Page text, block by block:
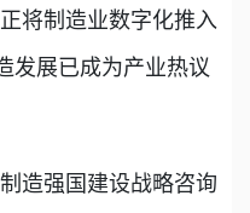
将制造业数字化推入
发展已成为产业热议
强国建设战略咨询